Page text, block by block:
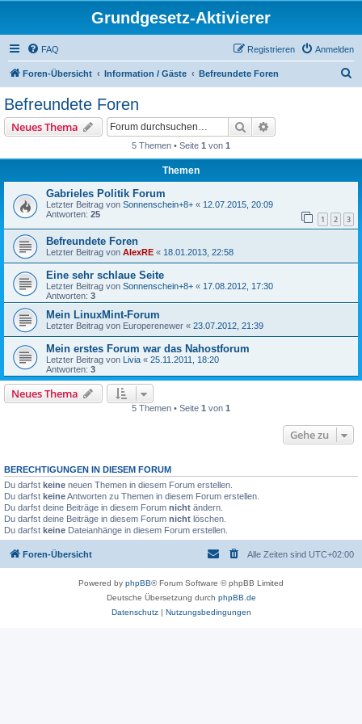
Grundgesetz-Aktivierer
FAQ Anmelden
Registrieren
Foren-Übersicht Information / Gäste Befreundete Foren
Befreundete Foren
Neues Thema Suche
5 Themen • Seite 1 von 1
Themen
Gabrieles Politik Forum
Letzter Beitrag von Sonnenschein+8+ « 12.07.2015, 20:09
Antworten: 25 1 2 3
Befreundete Foren
Letzter Beitrag von AlexRE « 18.01.2013, 22:58
Eine sehr schlaue Seite
Letzter Beitrag von Sonnenschein+8+ « 17.08.2012, 17:30
Antworten: 3
Mein LinuxMint-Forum
Letzter Beitrag von Europerenewer « 23.07.2012, 21:39
Mein erstes Forum war das Nahostforum
Letzter Beitrag von Livia « 25.11.2011, 18:20
Antworten: 3
Neues Thema
5 Themen • Seite 1 von 1
Gehe zu
BERECHTIGUNGEN IN DIESEM FORUM
Du darfst keine neuen Themen in diesem Forum erstellen.
Du darfst keineAntworten zu Themen in diesem Forum erstellen.
Du darfst deine Beiträge in diesem Forum nicht ändern.
Du darfst deine Beiträge in diesem Forum nicht löschen.
Du darfst keine Dateianhänge in diesem Forum erstellen.
Foren-Übersicht Alle Zeiten sind UTC+02:00
Powered by phpBB® Forum Software © phpBB Limited
Deutsche Übersetzung durch phpBB.de
Datenschutz| Nutzungsbedingungen